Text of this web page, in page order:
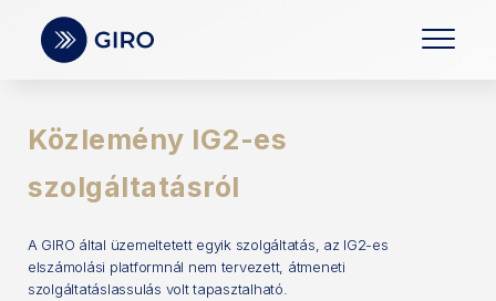
Közlemény IG2-es
szolgáltatásról
A GIRO által üzemeltetett egyik szolgáltatás, az IG2-es
elszámolási platformnál nem tervezett, átmeneti
szolgáltatáslassulás volt tapasztalható.